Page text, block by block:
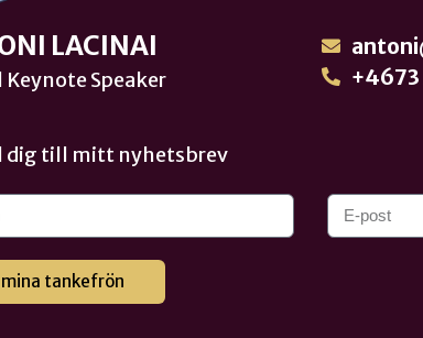
LACINAI
Keynote Speaker
+4673
dig till mitt nyhetsbrev
mina tankefrön